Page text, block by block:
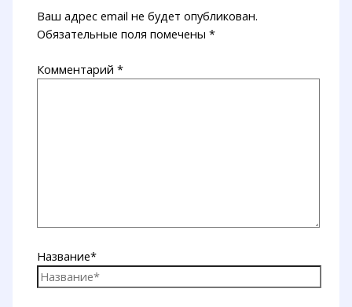
Ваш адрес email не будет опубликован.
Обязательные поля помечены*
Комментарий*
Название*